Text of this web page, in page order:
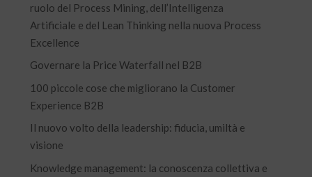
ruolo del Process Mining, dell’Intelligenza
Artificiale e del Lean Thinking nella nuova Process
Excellence
Governare la Price Waterfall nel B2B
100 piccole cose che migliorano la Customer
Experience B2B
Il nuovo volto della leadership: fiducia, umiltà e
visione
Knowledge management: la conoscenza collettiva e